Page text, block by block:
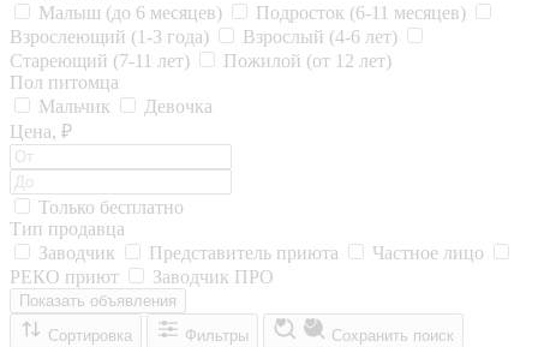
Малыш (до 6 месяцев)
Подросток (6-11 месяцев)
Взрослеющий (1-3 года)
Взрослый (4-6 лет)
Стареющий (7-11 лет)
Пожилой (от 12 лет)
Пол питомца
Мальчик
Девочка
Цена, ₽
Только бесплатно
Тип продавца
Заводчик
Представитель приюта
Частное лицо
РЕКО приют
Заводчик ПРО
Показать объявления
Сортировка
Фильтры Сохранить поиск